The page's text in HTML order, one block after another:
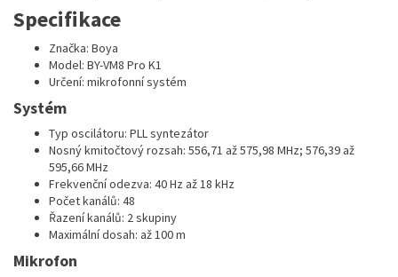
Specifikace
Značka: Boya
Model: BY-VM8 Pro K1
Určení: mikrofonní systém
Systém
Typ oscilátoru: PLL syntezátor
Nosný kmitočtový rozsah: 556,71 až 575,98 MHz; 576,39 až
595,66 MHz
Frekvenční odezva: 40 Hz až 18 kHz
Počet kanálů: 48
Řazení kanálů: 2 skupiny
Maximální dosah: až 100 m
Mikrofon